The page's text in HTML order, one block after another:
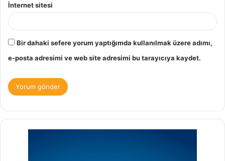
İnternet sitesi
Bir dahaki sefere yorum yaptığımda kullanılmak üzere adımı,
e-posta adresimi ve web site adresimi bu tarayıcıya kaydet.